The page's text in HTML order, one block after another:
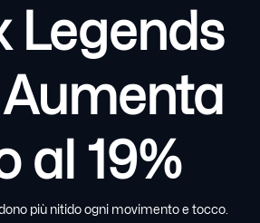
Legends
al 19%
più nitido ogni movimento e tocco.